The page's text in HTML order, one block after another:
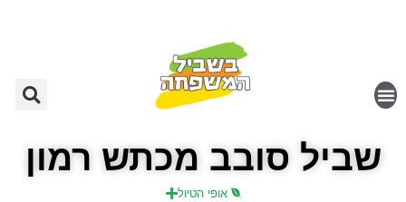
שביל סובב מכתש רמון
אופי הטיול